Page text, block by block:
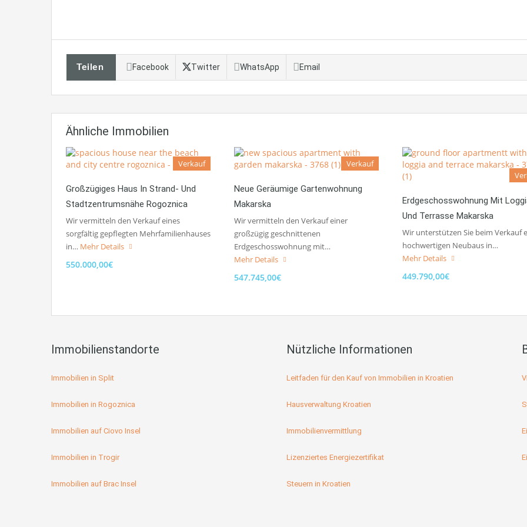
Teilen Facebook Twitter WhatsApp Email
Ähnliche Immobilien
Verkauf
Großzügiges Haus In Strand- Und
Stadtzentrumsnähe Rogoznica
Wir vermitteln den Verkauf eines
sorgfältig gepflegten Mehrfamilienhauses
in… Mehr Details
550.000,00€
Verkauf
Neue Geräumige Gartenwohnung
Makarska
Wir vermitteln den Verkauf einer
großzügig geschnittenen
Erdgeschosswohnung mit…
Mehr Details
547.745,00€
Erdgeschosswohnung Mit
Und Terrasse Makarska
Wir unterstützen Sie beim Verkauf
hochwertigen Neubaus in…
Mehr Details
449.790,00€
Immobilienstandorte
Immobilien in Split
Immobilien in Rogoznica
Immobilien auf Ciovo Insel
Immobilien in Trogir
Immobilien auf Brac Insel
Nützliche Informationen
Leitfaden für den Kauf von Immobilien in Kroatien
Hausverwaltung Kroatien
Immobilienvermittlung
Lizenziertes Energiezertifikat
Steuern in Kroatien